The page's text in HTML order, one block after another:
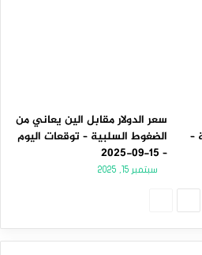
–
سعر الدولار مقابل الين يعاني من
الضغوط السلبية – توقعات اليوم
– 15-09-2025
سبتمبر 15, 2025